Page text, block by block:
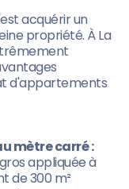
acquérir un
propriété. À La
d'appartements
mètre carré :
appliquée à
de 300 m²